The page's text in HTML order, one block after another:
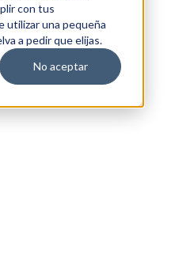
con tus
utilizar una pequeña
a pedir que elijas.
No aceptar